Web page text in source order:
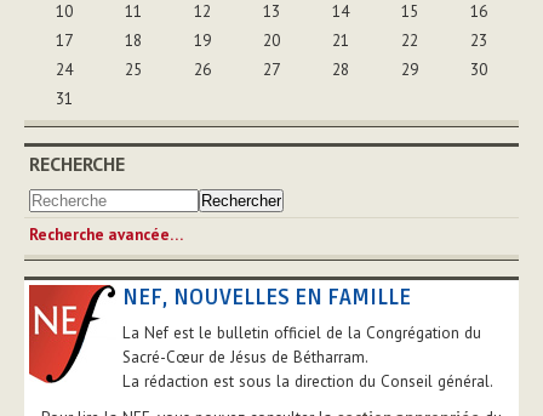
10
11 12 13 14 15
16
17
18 19 20 21 22
23
24
25 26 27 28 29
30
31
RECHERCHE
Recherche avancée…
NEF, NOUVELLES EN FAMILLE
La Nef est le bulletin officiel de la Congrégation du
Sacré-Cœur de Jésus de Bétharram.
La rédaction est sous la direction du Conseil général.